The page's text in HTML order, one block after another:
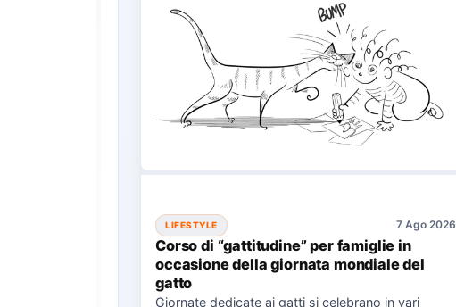
LIFESTYLE 7 Ago 2026
Corso di “gattitudine” per famiglie in
occasione della giornata mondiale del
gatto
Giornate dedicate ai gatti si celebrano in vari